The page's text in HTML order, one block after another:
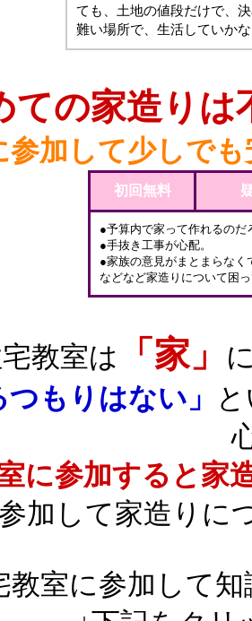
ても、土地の値段だけで、
難い場所で、生活していか
ての家造りは
参加して少しで
初回無料
●予算内で家って作れるのだ
●手抜き工事が心配。
●家族の意見がまとまらなく
などなど家造りについて困
教室は 「家」
つもりはない」
に参加すると家
加して家造りに
教室に参加して